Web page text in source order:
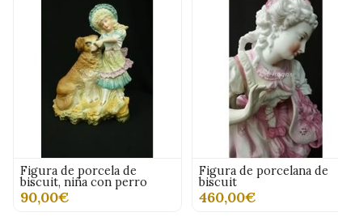
Figura de porcela de
biscuit, niña con perro
90,00€
Figura de porcelana de
biscuit
460,00€